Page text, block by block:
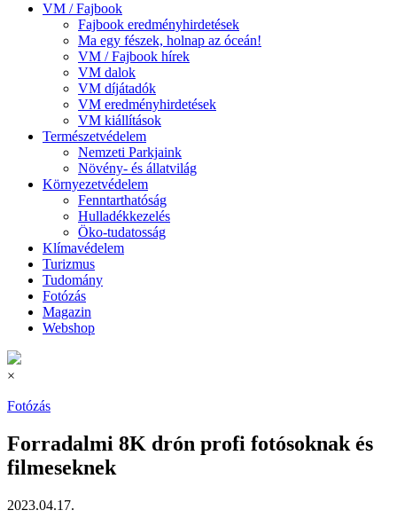
VM / Fajbook
Fajbook eredményhirdetések
Ma egy fészek, holnap az óceán!
VM / Fajbook hírek
VM dalok
VM díjátadók
VM eredményhirdetések
VM kiállítások
Természetvédelem
Nemzeti Parkjaink
Növény- és állatvilág
Környezetvédelem
Fenntarthatóság
Hulladékkezelés
Öko-tudatosság
Klímavédelem
Turizmus
Tudomány
Fotózás
Magazin
Webshop
×
Fotózás
Forradalmi 8K drón profi fotósoknak és
filmeseknek
2023.04.17.